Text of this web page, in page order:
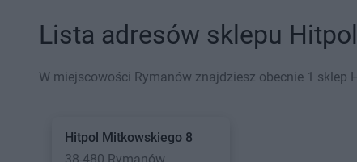
Lista adresów sklepu
W miejscowości Rymanów znajdziesz obecnie 1 sklep
Hitpol Mitkowskiego 8